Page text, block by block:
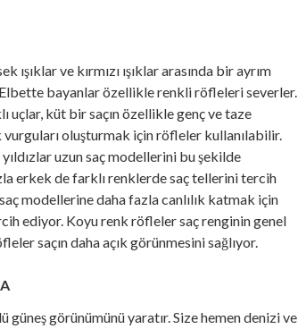
ışıklar ve kırmızı ışıklar arasında bir ayrım
bayanlar özellikle renkli röfleleri severler.
uçlar, küt bir saçın özellikle genç ve taze
oluşturmak için röfleler kullanılabilir.
uzun saç modellerini bu şekilde
erkek de farklı renklerde saç tellerini tercih
modellerine daha fazla canlılık katmak için
ediyor. Koyu renk röfleler saç renginin genel
saçın daha açık görünmesini sağlıyor.
görünümünü yaratır. Size hemen denizi ve